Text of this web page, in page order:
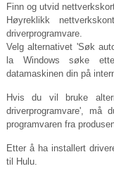
Finn og utvid
Høyreklikk
driverprogramvare.
Velg alternativet 'Søk
la Windows søke
datamaskinen din på
Hvis du vil bruke
driverprogramvare', må
programvaren fra
Etter å ha installert
til Hulu.